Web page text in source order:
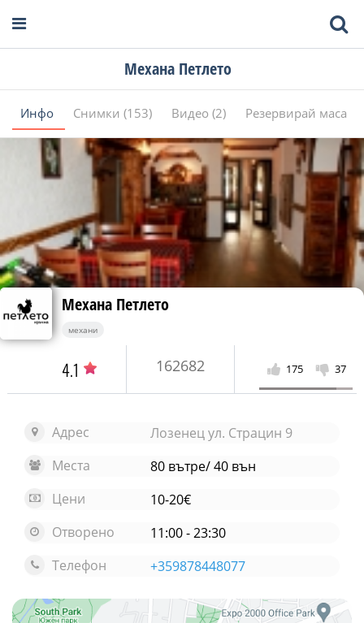
Механа Петлето
Инфо Снимки (153) Видео (2) Резервирай маса
Механа Петлето
механи
4.1 162682 175 37
Адрес
Лозенец ул. Страцин 9
Места
80 вътре/ 40 вън
Цени
10-20€
Отворено
11:00 - 23:30
Телефон
+359878448077